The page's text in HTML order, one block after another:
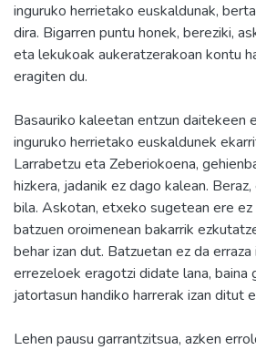
inguruko herrietako euskaldunak,
dira. Bigarren puntu honek, bereziki,
eta lekukoak aukeratzerakoan kontu
eragiten du.
Basauriko kaleetan entzun daitekeen
inguruko herrietako euskaldunek
Larrabetzu eta Zeberiokoena,
hizkera, jadanik ez dago kalean.
bila. Askotan, etxeko sugetean ere
batzuen oroimenean bakarrik
behar izan dut. Batzuetan ez da
errezeloek eragotzi didate lana, baina
jatortasun handiko harrerak izan ditut
Lehen pausu garrantzitsua, azken